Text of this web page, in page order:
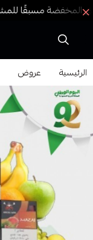
الرئيسية عروض